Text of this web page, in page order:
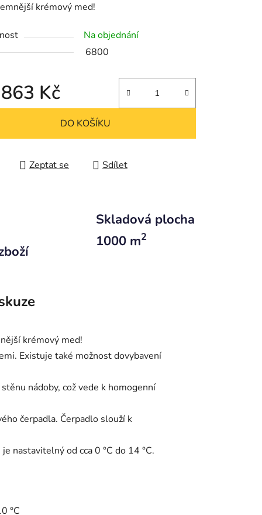
krémový med!
Na objednání
6800
Kč
DO KOŠÍKU
Zeptat se Sdílet
Skladová plocha
1000 m2
krémový med!
Existuje také možnost dovybavení
nádoby, což vede k homogenní
čerpadla. Čerpadlo slouží k
nastavitelný od cca 0 °C do 14 °C.
°C